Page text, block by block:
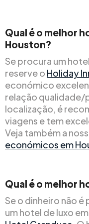
Qual é o melhor
Houston?
Se procura um
reserve o Holiday
económico
relação qualidade/
localização, é
viagens e tem
Veja também a
económicos em
Qual é o melhor
Se o dinheiro não
um hotel de luxo